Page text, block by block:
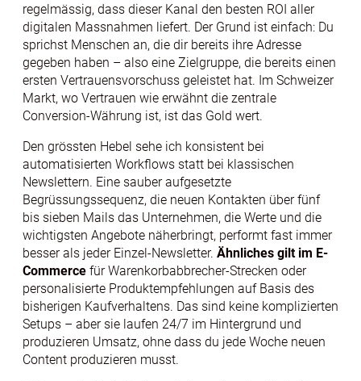
regelmässig, dass dieser Kanal den besten ROI aller
digitalen Massnahmen liefert. Der Grund ist einfach: Du
sprichst Menschen an, die dir bereits ihre Adresse
gegeben haben – also eine Zielgruppe, die bereits einen
ersten Vertrauensvorschuss geleistet hat. Im Schweizer
Markt, wo Vertrauen wie erwähnt die zentrale
Conversion-Währung ist, ist das Gold wert.
Den grössten Hebel sehe ich konsistent bei
automatisierten Workflows statt bei klassischen
Newslettern. Eine sauber aufgesetzte
Begrüssungssequenz, die neuen Kontakten über fünf
bis sieben Mails das Unternehmen, die Werte und die
wichtigsten Angebote näherbringt, performt fast immer
besser als jeder Einzel-Newsletter. Ähnliches gilt im E-
Commerce für Warenkorbabbrecher-Strecken oder
personalisierte Produktempfehlungen auf Basis des
bisherigen Kaufverhaltens. Das sind keine komplizierten
Setups – aber sie laufen 24/7 im Hintergrund und
produzieren Umsatz, ohne dass du jede Woche neuen
Content produzieren musst.